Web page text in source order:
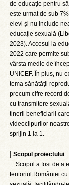
de educație pentru
este urmat de sub
elevi și nu include
educație sexuală
2023). Accesul la
2022 care permite
vârsta medie de
UNICEF. În plus, nu
tema sănătății
precum cifre record
cu transmitere
tinerii beneficiarii
videoclipurilor
sprijin 1 la 1.
| Scopul proiectului
Scopul a fost de a
teritoriul României